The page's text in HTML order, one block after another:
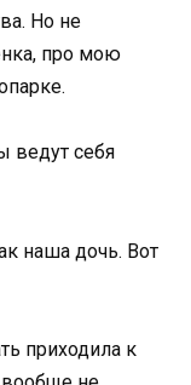
Но не
про мою
ведут себя
наша дочь. Вот
приходила к